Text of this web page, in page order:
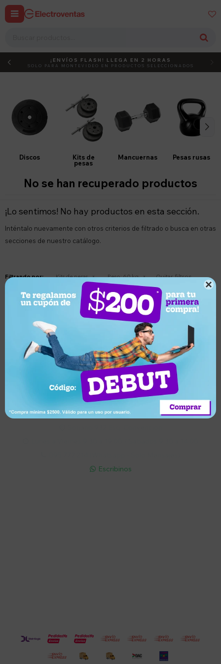

 
DEBUT ACTIVÁ EL CÓDIGO
¡ENVÍOS FLASH! LLEGA EN 2 HORAS
SOLO PARA MONTEVIDEO EN PRODUCTOS SELECCIONADOS
Discos Kits de
pesas
Mancuernas Pesas rusas
No se han recuperado productos
¡Lo sentimos! No hay productos en esta sección.
Inténtalo nuevamente con otros criterios de filtrado o busca en otras
secciones de nuestro catálogo.
Filtrando por: Kits de pesas Peso:60 kg Quitar filtros
Te recomendamos quitar: Peso:60 kg
Suscríbete a nuestro newsletter
Recibí ofertas, novedades y más
Suscribirme
 Escribinos